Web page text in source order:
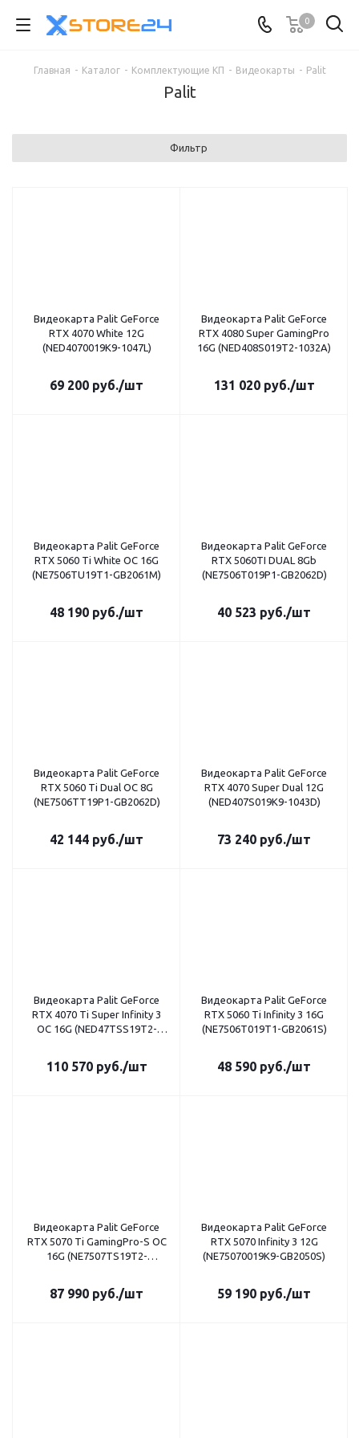
0
Главная - Каталог - Комплектующие КП - Видеокарты - Palit
Palit
Фильтр
Видеокарта Palit GeForce
RTX 4070 White 12G
(NED4070019K9-1047L)
69 200 руб./шт
Видеокарта Palit GeForce
RTX 4080 Super GamingPro
16G (NED408S019T2-1032A)
131 020руб./шт
Видеокарта Palit GeForce
RTX 5060 Ti White OC 16G
(NE7506TU19T1-GB2061M)
48 190 руб./шт
Видеокарта Palit GeForce
RTX 5060TI DUAL 8Gb
(NE7506T019P1-GB2062D)
40 523 руб./шт
Видеокарта Palit GeForce
RTX 5060 Ti Dual OC 8G
(NE7506TT19P1-GB2062D)
42 144 руб./шт
Видеокарта Palit GeForce
RTX 4070 Super Dual 12G
(NED407S019K9-1043D)
73 240 руб./шт
Видеокарта Palit GeForce
RTX 4070 Ti Super Infinity 3
OC 16G (NED47TSS19T2-
110 570руб./шт
Видеокарта Palit GeForce
RTX 5060 Ti Infinity 3 16G
(NE7506T019T1-GB2061S)
48 590 руб./шт
Видеокарта Palit GeForce
RTX 5070 Ti GamingPro-S OC
16G (NE7507TS19T2-
87 990 руб./шт
Видеокарта Palit GeForce
RTX 5070 Infinity 3 12G
(NE75070019K9-GB2050S)
59 190 руб./шт